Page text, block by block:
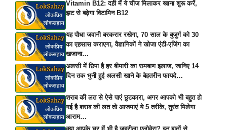
Vitamin B12: दही में ये चीज मिलाकर खाना शुरू करें,
झट से बढ़ेगा विटामिन B12
यह पौधा जवानी बरकरार रखेगा, 70 साल के बुजुर्ग को 30
का एहसास कराएगा, वैज्ञानिकों ने खोजा एंटी-एजिंग का
खजाना…
अलसी में छिपा है हर बीमारी का रामबाण इलाज, जानिए 14
दिन तक भुनी हुई अलसी खाने के बेहतरीन फायदे…
शराब की लत से ऐसे पाएं छुटकारा, अगर आपको भी बहुत हो
गई है शराब की लत तो आजमाएं ये 5 तरीके, तुरंत मिलेगा
आराम…